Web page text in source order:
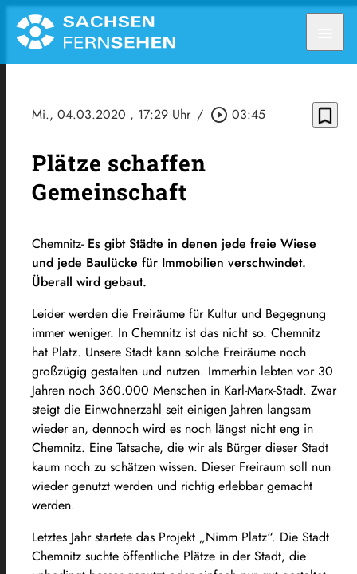
Mi., 04.03.2020 , 17:29 Uhr / play_circle_outline 03:45 bookmark_border
Plätze schaffen
Gemeinschaft
Chemnitz-Es gibt Städte in denen jede freie Wiese
und jede Baulücke für Immobilien verschwindet.
Überall wird gebaut.
Leider werden die Freiräume für Kultur und Begegnung
immer weniger. In Chemnitz ist das nicht so. Chemnitz
hat Platz. Unsere Stadt kann solche Freiräume noch
großzügig gestalten und nutzen. Immerhin lebten vor 30
Jahren noch 360.000 Menschen in Karl-Marx-Stadt. Zwar
steigt die Einwohnerzahl seit einigen Jahren langsam
wieder an, dennoch wird es noch längst nicht eng in
Chemnitz. Eine Tatsache, die wir als Bürger dieser Stadt
kaum noch zu schätzen wissen. Dieser Freiraum soll nun
wieder genutzt werden und richtig erlebbar gemacht
werden.
Letztes Jahr startete das Projekt „Nimm Platz“. Die Stadt
Chemnitz suchte öffentliche Plätze in der Stadt, die